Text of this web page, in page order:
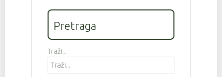
Pretraga
Traži...